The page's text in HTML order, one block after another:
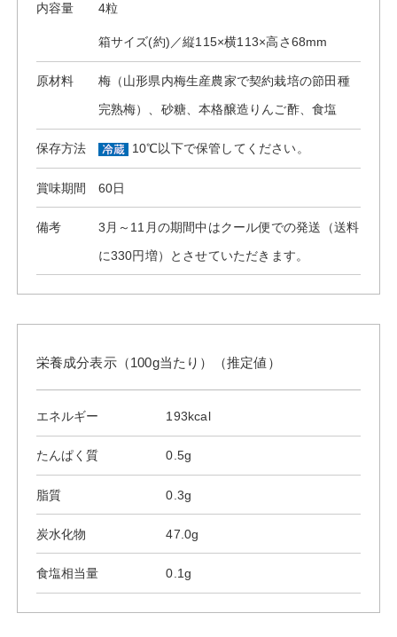
内容量 4粒
箱サイズ(約)／縦115×横113×高さ68mm
原材料
梅（山形県内梅生産農家で契約栽培の節田種
完熟梅）、砂糖、本格醸造りんご酢、食塩
保存方法 10℃以下で保管してください。
賞味期間 60日
備考
3月～11月の期間中はクール便での発送（送料
に330円増）とさせていただきます。
栄養成分表示（100g当たり）（推定値）
エネルギー 193kcal
たんぱく質 0.5g
脂質 0.3g
炭水化物 47.0g
食塩相当量 0.1g